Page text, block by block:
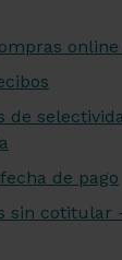
de
de pago
sin cotitular